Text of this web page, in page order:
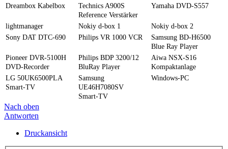
Dreambox Kabelbox
Technics A900S
Reference Verstärker
Yamaha DVD-S557
lightmanager Nokiy d-box 1
Nokiy d-box 2
Sony DAT DTC-690
Philips VR 1000 VCR
Samsung BD-H6500
Blue Ray Player
Pioneer DVR-5100H
DVD-Recorder
Philips BDP 3200/12
BluRay Player
Aiwa NSX-S16
Kompaktanlage
LG 50UK6500PLA
Smart-TV
Samsung
UE46H7080SV
Smart-TV
Windows-PC
Nach oben
Antworten
Druckansicht